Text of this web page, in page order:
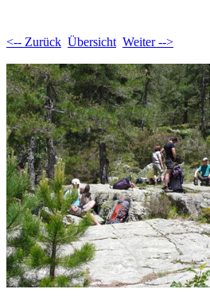
<-- Zurück Übersicht Weiter -->